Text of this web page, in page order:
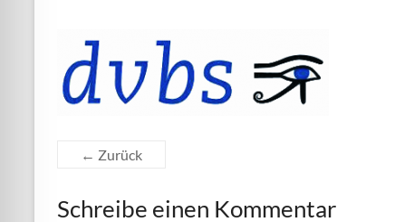
← Zurück
Schreibe einen Kommentar